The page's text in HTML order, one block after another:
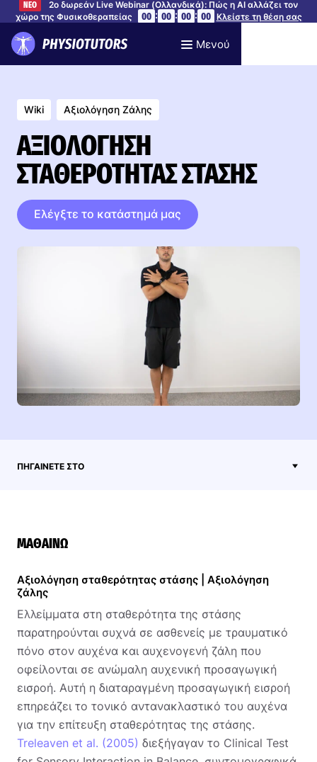
ΝΕΟ
2ο δωρεάν Live Webinar (Ολλανδικά): Πώς η AI αλλάζει τον
χώρο της Φυσικοθεραπείας
00 : 00 : 00 : 00 Κλείστε τη θέση σας
Μενού
Wiki Αξιολόγηση Ζάλης
ΑΞΙΟΛΌΓΗΣΗ
ΣΤΑΘΕΡΌΤΗΤΑΣ ΣΤΆΣΗΣ
Ελέγξτε το κατάστημά μας
ΠΗΓΑΊΝΕΤΕ ΣΤΟ
ΜΑΘΑΊΝΩ
Αξιολόγηση σταθερότητας στάσης | Αξιολόγηση
ζάλης
Ελλείμματα στη σταθερότητα της στάσης
παρατηρούνται συχνά σε ασθενείς με τραυματικό
πόνο στον αυχένα και αυχενογενή ζάλη που
οφείλονται σε ανώμαλη αυχενική προσαγωγική
εισροή. Αυτή η διαταραγμένη προσαγωγική εισροή
επηρεάζει το τονικό αντανακλαστικό του αυχένα
για την επίτευξη σταθερότητας της στάσης.
Treleaven et al. (2005) διεξήγαγαν το Clinical Test